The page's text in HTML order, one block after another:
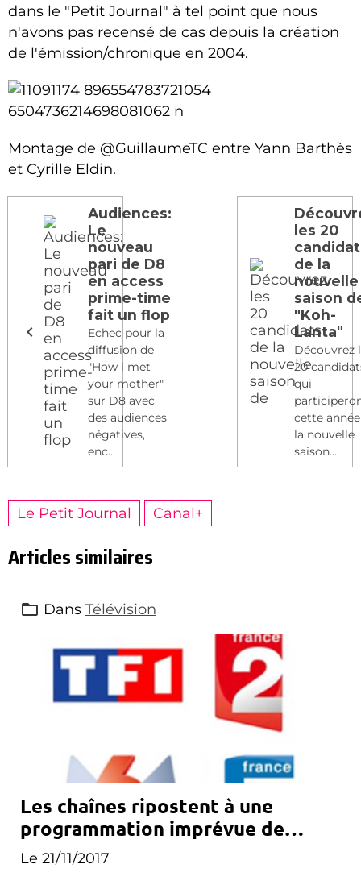
dans le "Petit Journal" à tel point que nous
n'avons pas recensé de cas depuis la création
de l'émission/chronique en 2004.
Montage de @GuillaumeTC entre Yann Barthès
et Cyrille Eldin.
Audiences:
Le
nouveau
pari de D8
en access
prime-time
fait un flop
Echec pour la
diffusion de
"How i met
your mother"
sur D8 avec
des audiences
négatives,
enc...
les 20
de la
nouvelle
saison
"Koh-
Lanta"
Découvrez
20
qui
cette
la nouvelle
saison...
Le Petit Journal Canal+
Articles similaires
Dans Télévision
Les chaînes ripostent à une
programmation imprévue de
Canal+
Le 21/11/2017